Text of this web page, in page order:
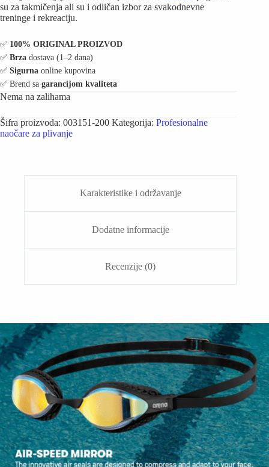
su za takmičenja ali su i odličan izbor za svakodnevne
treninge i rekreaciju.
✅️ 100% ORIGINAL PROIZVOD
✅️ Brza dostava (1–2 dana)
✅️ Sigurna online kupovina
✅️ Brend sa garancijom kvaliteta
Nema na zalihama
Šifra proizvoda: 003151-200 Kategorija: Profesionalne
naočare za plivanje
Karakteristike i održavanje
Dodatne informacije
Recenzije (0)